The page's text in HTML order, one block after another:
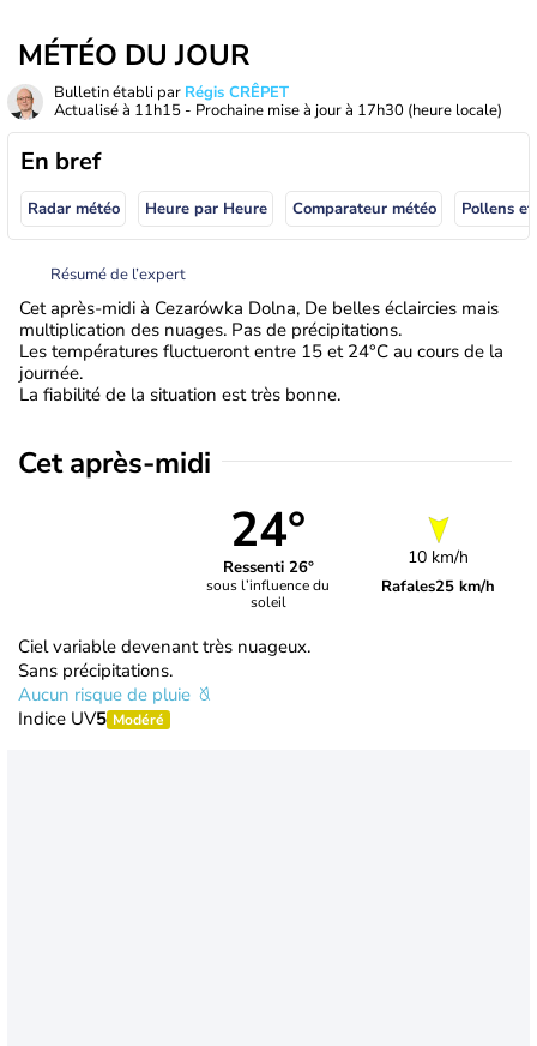
MÉTÉO DU JOUR
Bulletin établi par Régis CRÊPET
Actualisé à 11h15 - Prochaine mise à jour à 17h30 (heure locale)
En bref
Radar météo Heure par Heure Comparateur météo Pollens
Résumé de l’expert
Cet après-midi à Cezarówka Dolna, De belles éclaircies mais
multiplication des nuages. Pas de précipitations.
Les températures fluctueront entre 15 et 24°C au cours de la
journée.
La fiabilité de la situation est très bonne.
Cet après-midi
24°
Ressenti 26°
sous l’influence du
soleil
10 km/h
Rafales25 km/h
Ciel variable devenant très nuageux.
Sans précipitations.
Aucun risque de pluie
Indice UV5 Modéré